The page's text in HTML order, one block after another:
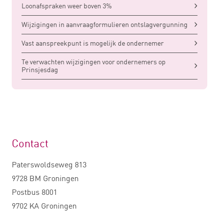
Loonafspraken weer boven 3%
Wijzigingen in aanvraagformulieren ontslagvergunning
Vast aanspreekpunt is mogelijk de ondernemer
Te verwachten wijzigingen voor ondernemers op
Prinsjesdag
Contact
Paterswoldseweg 813
9728 BM Groningen
Postbus 8001
9702 KA Groningen